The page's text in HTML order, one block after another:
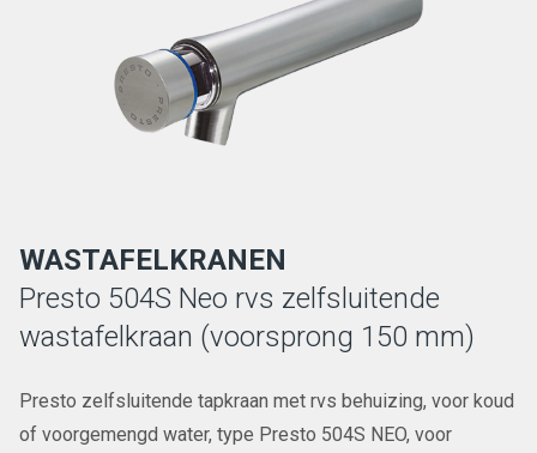
WASTAFELKRANEN
Presto 504S Neo rvs zelfsluitende
wastafelkraan (voorsprong 150 mm)
Presto zelfsluitende tapkraan met rvs behuizing, voor koud
of voorgemengd water, type Presto 504S NEO, voor